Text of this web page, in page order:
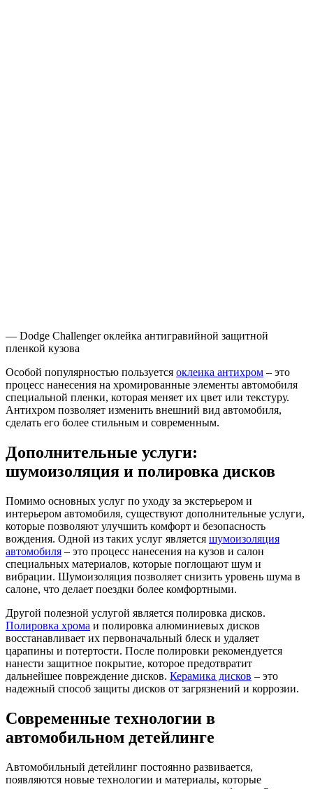
— Dodge Challenger оклейка антигравийной защитной
пленкой кузова
Особой популярностью пользуется оклеика антихром – это
процесс нанесения на хромированные элементы автомобиля
специальной пленки, которая меняет их цвет или текстуру.
Антихром позволяет изменить внешний вид автомобиля,
сделать его более стильным и современным.
Дополнительные услуги:
шумоизоляция и полировка дисков
Помимо основных услуг по уходу за экстерьером и
интерьером автомобиля, существуют дополнительные услуги,
которые позволяют улучшить комфорт и безопасность
вождения. Одной из таких услуг является шумоизоляция
автомобиля – это процесс нанесения на кузов и салон
специальных материалов, которые поглощают шум и
вибрации. Шумоизоляция позволяет снизить уровень шума в
салоне, что делает поездки более комфортными.
Другой полезной услугой является полировка дисков.
Полировка хрома и полировка алюминиевых дисков
восстанавливает их первоначальный блеск и удаляет
царапины и потертости. После полировки рекомендуется
нанести защитное покрытие, которое предотвратит
дальнейшее повреждение дисков. Керамика дисков – это
надежный способ защиты дисков от загрязнений и коррозии.
Современные технологии в
автомобильном детейлинге
Автомобильный детейлинг постоянно развивается,
появляются новые технологии и материалы, которые